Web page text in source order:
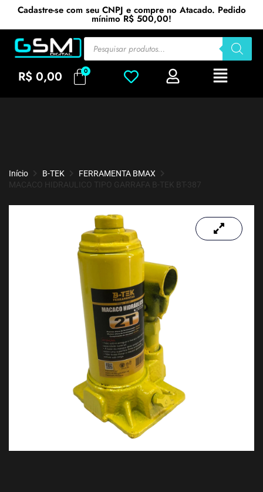
Cadastre-se com seu CNPJ e compre no Atacado. Pedido
mínimo R$ 500,00!
R$ 0,00
Início B-TEK
FERRAMENTA BMAX
MACACO HIDRAULICO TIPO GARRAFA B-TEK BT-387